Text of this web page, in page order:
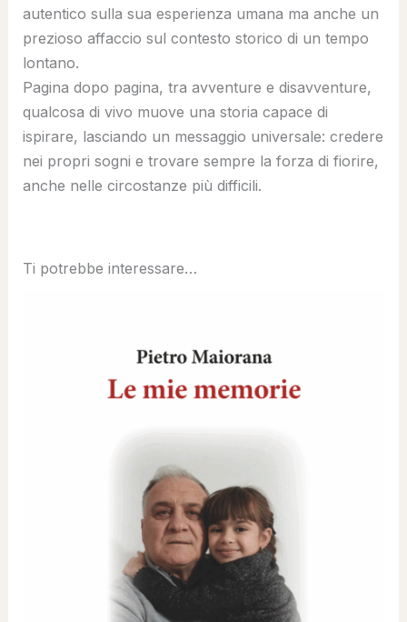
autentico sulla sua esperienza umana ma anche un
prezioso affaccio sul contesto storico di un tempo
lontano.
Pagina dopo pagina, tra avventure e disavventure,
qualcosa di vivo muove una storia capace di
ispirare, lasciando un messaggio universale: credere
nei propri sogni e trovare sempre la forza di fiorire,
anche nelle circostanze più difficili.
Ti potrebbe interessare…